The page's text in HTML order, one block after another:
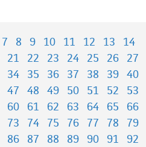
7 8 9 10 11 12 13
14
21 22 23 24 25 26
27
34 35 36 37 38 39
40
47 48 49 50 51 52
53
60 61 62 63 64 65
66
73 74 75 76 77 78
79
86 87 88 89 90 91
92